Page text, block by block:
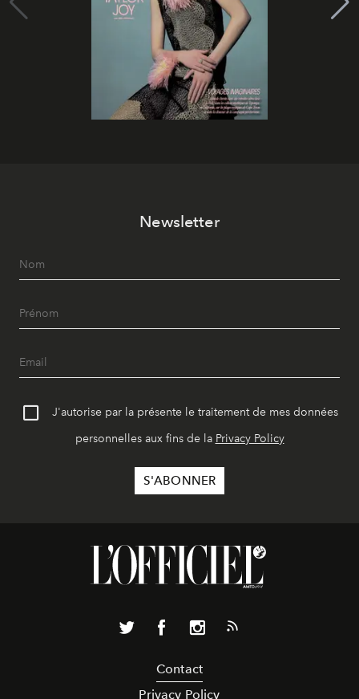
Newsletter
J'autorise par la présente le traitement de mes données
personnelles aux fins de la Privacy Policy
Contact
Privacy Policy